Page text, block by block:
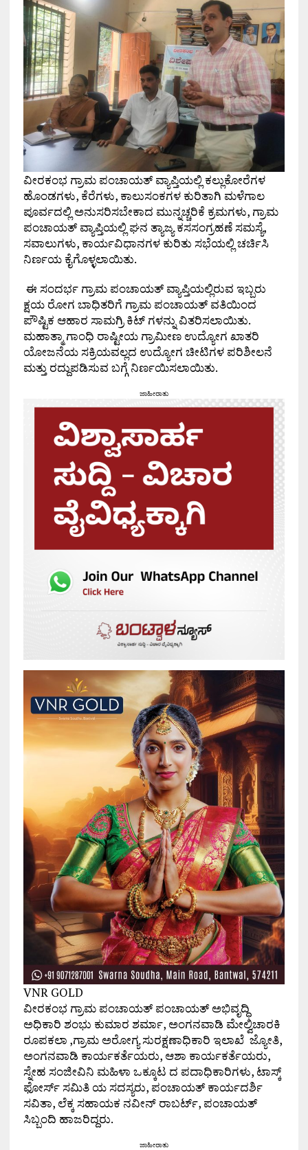
ವೀರಕಂಭ ಗ್ರಾಮ ಪಂಚಾಯತ್ ವ್ಯಾಪ್ತಿಯಲ್ಲಿ ಕಲ್ಲುಕೋರೆಗಳ
ಹೊಂಡಗಳು, ಕೆರೆಗಳು, ಕಾಲುಸಂಕಗಳ ಕುರಿತಾಗಿ ಮಳೆಗಾಲ
ಪೂರ್ವದಲ್ಲಿ ಅನುಸರಿಸಬೇಕಾದ ಮುನ್ನಚ್ಚರಿಕೆ ಕ್ರಮಗಳು, ಗ್ರಾಮ
ಪಂಚಾಯತ್ ವ್ಯಾಪ್ತಿಯಲ್ಲಿ ಘನ ತ್ಯಾಜ್ಯ ಕಸಸಂಗ್ರಹಣೆ ಸಮಸ್ಯೆ,
ಸವಾಲುಗಳು, ಕಾರ್ಯವಿಧಾನಗಳ ಕುರಿತು ಸಭೆಯಲ್ಲಿ ಚರ್ಚಿಸಿ
ನಿರ್ಣಯ ಕೈಗೊಳ್ಳಲಾಯಿತು.
ಈ ಸಂದರ್ಭ ಗ್ರಾಮ ಪಂಚಾಯತ್ ವ್ಯಾಪ್ತಿಯಲ್ಲಿರುವ ಇಬ್ಬರು
ಕ್ಷಯ ರೋಗ ಬಾಧಿತರಿಗೆ ಗ್ರಾಮ ಪಂಚಾಯತ್ ವತಿಯಿಂದ
ಪೌಷ್ಟಿಕ ಆಹಾರ ಸಾಮಗ್ರಿ ಕಿಟ್ ಗಳನ್ನು ವಿತರಿಸಲಾಯಿತು.
ಮಹಾತ್ಮಾ ಗಾಂಧಿ ರಾಷ್ಟೀಯ ಗ್ರಾಮೀಣ ಉದ್ಯೋಗ ಖಾತರಿ
ಯೋಜನೆಯ ಸಕ್ರಿಯವಲ್ಲದ ಉದ್ಯೋಗ ಚೀಟಿಗಳ ಪರಿಶೀಲನೆ
ಮತ್ತು ರದ್ದುಪಡಿಸುವ ಬಗ್ಗೆ ನಿರ್ಣಯಿಸಲಾಯಿತು.
ಜಾಹೀರಾತು
VNR GOLD
ವೀರಕಂಭ ಗ್ರಾಮ ಪಂಚಾಯತ್ ಪಂಚಾಯತ್ ಅಭಿವೃದ್ಧಿ
ಅಧಿಕಾರಿ ಶಂಭು ಕುಮಾರ ಶರ್ಮಾ, ಅಂಗನವಾಡಿ ಮೇಲ್ವಿಚಾರಕಿ
ರೂಪಕಲಾ ,ಗ್ರಾಮ ಅರೋಗ್ಯ ಸುರಕ್ಷಣಾಧಿಕಾರಿ ಇಲಾಖೆ ಜ್ಯೋತಿ,
ಅಂಗನವಾಡಿ ಕಾರ್ಯಕರ್ತೆಯರು, ಆಶಾ ಕಾರ್ಯಕರ್ತೆಯರು,
ಸ್ನೇಹ ಸಂಜೀವಿನಿ ಮಹಿಳಾ ಒಕ್ಕೂಟ ದ ಪದಾಧಿಕಾರಿಗಳು, ಟಾಸ್ಕ್
ಫೋರ್ಸ್ ಸಮಿತಿ ಯ ಸದಸ್ಯರು, ಪಂಚಾಯತ್ ಕಾರ್ಯದರ್ಶಿ
ಸವಿತಾ, ಲೆಕ್ಕ ಸಹಾಯಕ ನವೀನ್ ರಾಬರ್ಟ್, ಪಂಚಾಯತ್
ಸಿಬ್ಬಂದಿ ಹಾಜರಿದ್ದರು.
ಜಾಹೀರಾತು